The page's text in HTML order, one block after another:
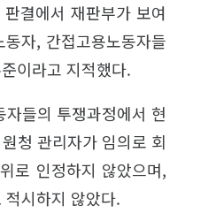
결에서 재판부가 보여
자, 간접고용노동자들
이라고 지적했다.
들의 투쟁과정에서 현
청 관리자가 임의로 회
로 인정하지 않았으며,
시하지 않았다.